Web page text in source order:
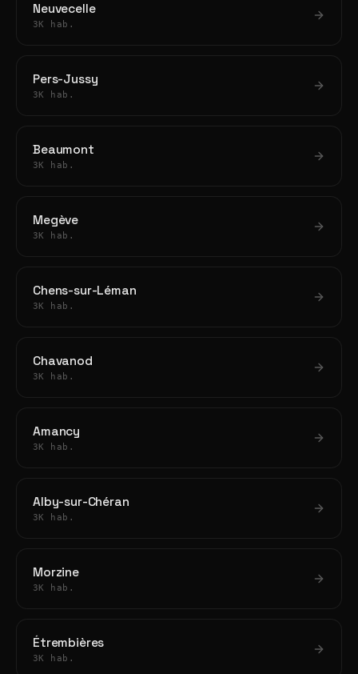
Neuvecelle
3K hab.
Pers-Jussy
3K hab.
Beaumont
3K hab.
Megève
3K hab.
Chens-sur-Léman
3K hab.
Chavanod
3K hab.
Amancy
3K hab.
Alby-sur-Chéran
3K hab.
Morzine
3K hab.
Étrembières
3K hab.